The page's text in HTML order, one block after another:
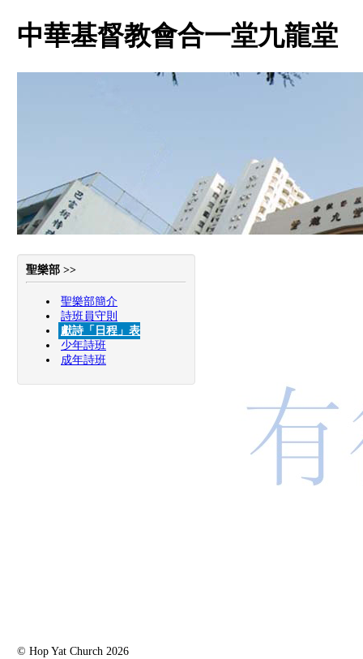
中華基督教會合一堂九龍堂
聖樂部 >>
聖樂部簡介
詩班員守則
獻詩「日程」表
少年詩班
成年詩班
© Hop Yat Church 2026